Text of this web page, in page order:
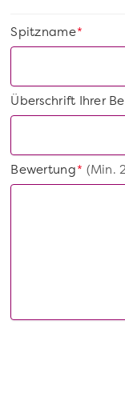
*
Spitzname
Überschrift Ihrer
*
Bewertung(Min.